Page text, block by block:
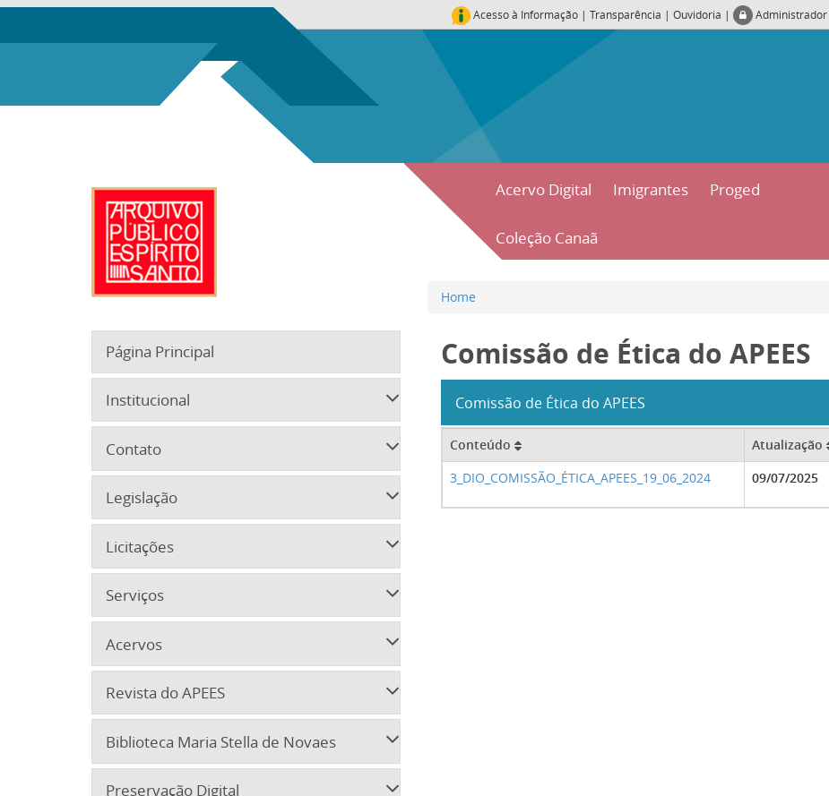
Acesso à Informação | Transparência | Ouvidoria | Administrador
Acervo Digital Imigrantes Proged
Coleção Canaã
Página Principal
Institucional
Contato
Legislação
Licitações
Serviços
Acervos
Revista do APEES
Biblioteca Maria Stella de Novaes
Preservação Digital
Home
Comissão de Ética do APEES
Comissão de Ética do APEES
Conteúdo Atualização
3_DIO_COMISSÃO_ÉTICA_APEES_19_06_2024
09/07/2025